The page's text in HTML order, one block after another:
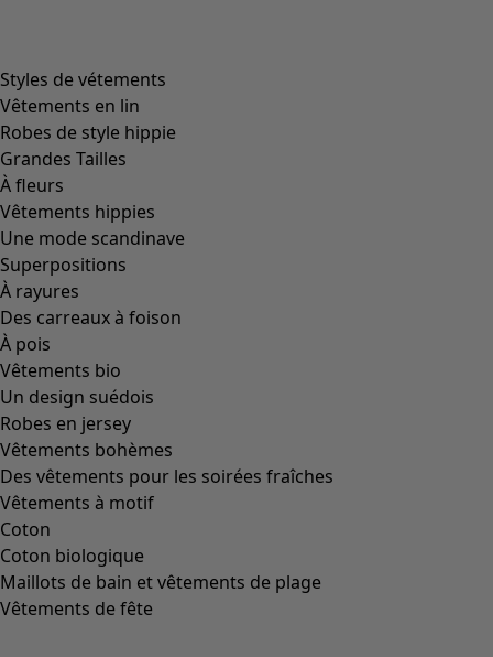
Styles de vétements
Vêtements en lin
Robes de style hippie
Grandes Tailles
À fleurs
Vêtements hippies
Une mode scandinave
Superpositions
À rayures
Des carreaux à foison
À pois
Vêtements bio
Un design suédois
Robes en jersey
Vêtements bohèmes
Des vêtements pour les soirées fraîches
Vêtements à motif
Coton
Coton biologique
Maillots de bain et vêtements de plage
Vêtements de fête